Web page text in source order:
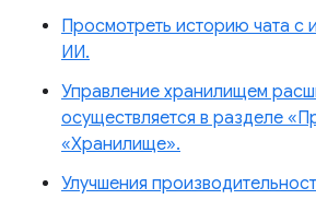
Просмотреть историю чата с
ИИ.
Управление хранилищем
осуществляется в разделе
«Хранилище».
Улучшения